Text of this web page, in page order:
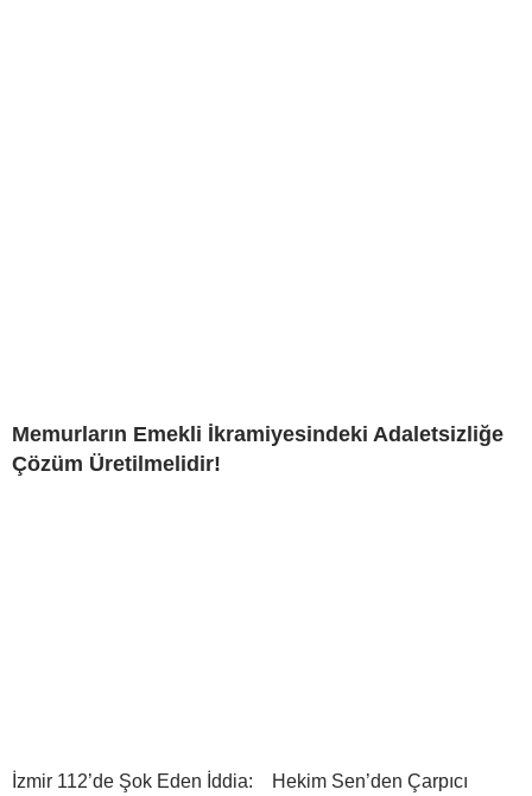
Memurların Emekli İkramiyesindeki Adaletsizliğe
Çözüm Üretilmelidir!
İzmir 112’de Şok Eden İddia:
Hekim Sen’den Çarpıcı